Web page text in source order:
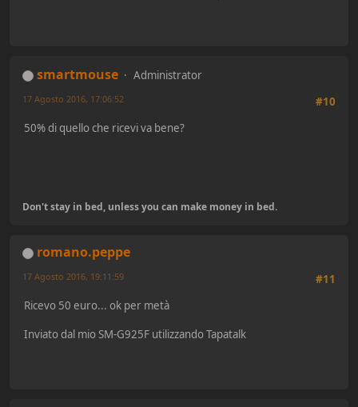
smartmouse
Administrator
#10
17 Agosto 2016, 17:06:52
50% di quello che ricevi va bene?
Don't stay in bed, unless you can make money in bed.
romano.peppe
#11
17 Agosto 2016, 19:11:59
Ricevo 50 euro... ok per metà
Inviato dal mio SM-G925F utilizzando Tapatalk